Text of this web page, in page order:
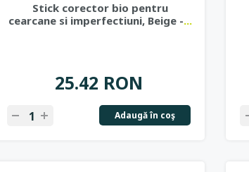
Stick corector bio pentru
cearcane si imperfectiuni, Beige -...
25.42 RON
Adaugă în coş